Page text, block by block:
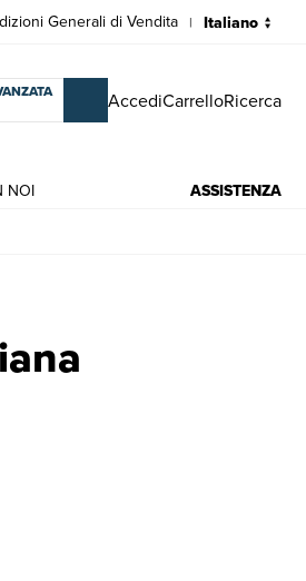
Generali di Vendita |
AccediCarrelloRicerca
NOI ASSISTENZA